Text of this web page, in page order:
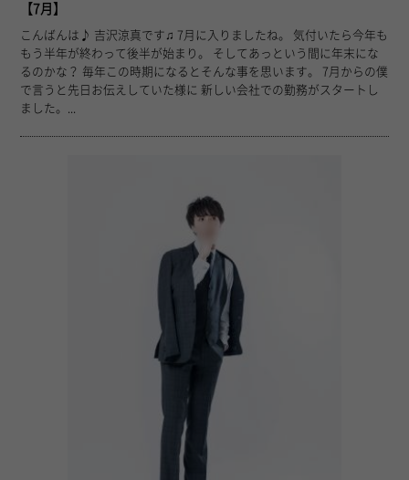
【7月】
こんばんは♪ 吉沢涼真です♫ 7月に入りましたね。 気付いたら今年も
もう半年が終わって後半が始まり。 そしてあっという間に年末にな
るのかな？ 毎年この時期になるとそんな事を思います。 7月からの僕
で言うと先日お伝えしていた様に 新しい会社での勤務がスタートし
ました。...